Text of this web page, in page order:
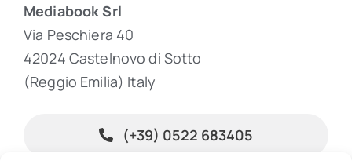
Mediabook Srl
Via Peschiera 40
42024 Castelnovo di Sotto
(Reggio Emilia) Italy
(+39) 0522 683405